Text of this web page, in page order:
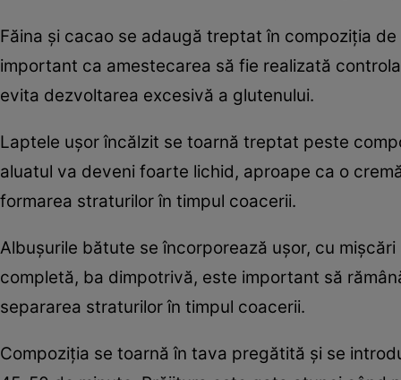
Făina și cacao se adaugă treptat în compoziția
important ca amestecarea să fie realizată
evita dezvoltarea excesivă a glutenului.
Laptele ușor încălzit se toarnă treptat peste
aluatul va deveni foarte lichid, aproape ca o
formarea straturilor în timpul coacerii.
Albușurile bătute se încorporează ușor, cu
completă, ba dimpotrivă, este important să
separarea straturilor în timpul coacerii.
Compoziția se toarnă în tava pregătită și se